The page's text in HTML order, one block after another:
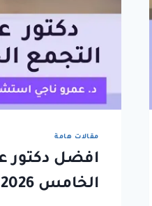
مقالات هامة
افضل دكتور
الخامس 2026 | د. عمرو ناجي